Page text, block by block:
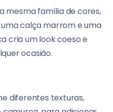
mesma família de cores,
calça marrom e uma
cria um look coeso e
ocasião.
diferentes texturas,